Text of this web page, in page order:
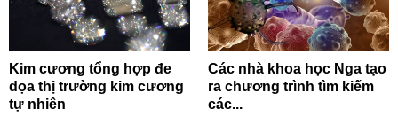
Kim cương tổng hợp đe
dọa thị trường kim cương
tự nhiên
Các nhà khoa học Nga tạo
ra chương trình tìm kiếm
các...